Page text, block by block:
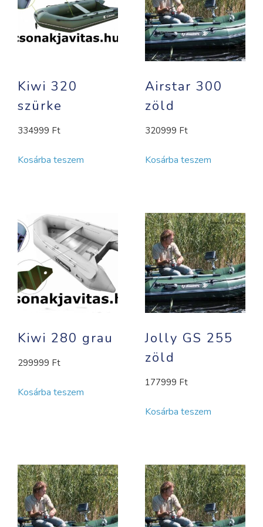
Kiwi 320
szürke
334999 Ft
Kosárba teszem
Airstar 300
zöld
320999 Ft
Kosárba teszem
Kiwi 280 grau
299999 Ft
Kosárba teszem
Jolly GS 255
zöld
177999 Ft
Kosárba teszem